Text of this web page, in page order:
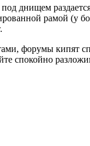
днищем
рамой (у
форумы кипят
спокойно